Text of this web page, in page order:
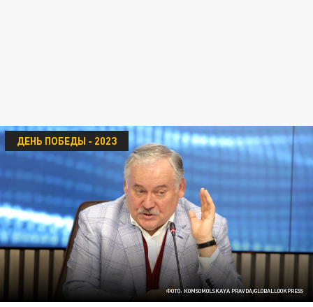
ФОТО: KOMSOMOLSKAYA PRAVDA/GLOBALLOOKPRESS
ДЕНЬ ПОБЕДЫ - 2023